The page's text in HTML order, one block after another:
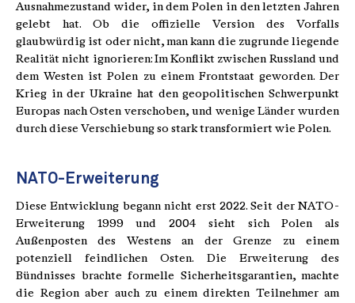
Ausnahmezustand wider, in dem Polen in den letzten Jahren
gelebt hat. Ob die offizielle Version des Vorfalls
glaubwürdig ist oder nicht, man kann die zugrunde liegende
Realität nicht ignorieren: Im Konflikt zwischen Russland und
dem Westen ist Polen zu einem Frontstaat geworden. Der
Krieg in der Ukraine hat den geopolitischen Schwerpunkt
Europas nach Osten verschoben, und wenige Länder wurden
durch diese Verschiebung so stark transformiert wie Polen.
NATO-Erweiterung
Diese Entwicklung begann nicht erst 2022. Seit der NATO-
Erweiterung 1999 und 2004 sieht sich Polen als
Außenposten des Westens an der Grenze zu einem
potenziell feindlichen Osten. Die Erweiterung des
Bündnisses brachte formelle Sicherheitsgarantien, machte
die Region aber auch zu einem direkten Teilnehmer am